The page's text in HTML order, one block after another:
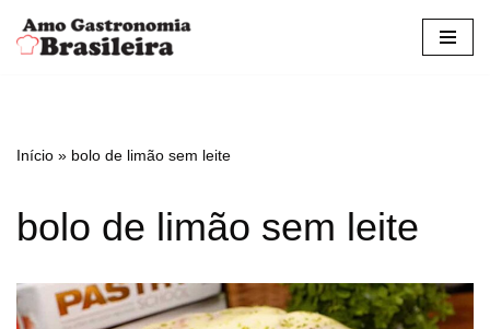
Pular
conteúdo
Início » bolo de limão sem leite
bolo de limão sem leite